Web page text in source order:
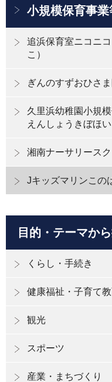
小規模保育事業
追浜保育室ニコニ
こ）
ぎんのすずおひさ
久里浜幼稚園小規
えんしょうきぼほ
湘南ナーサリース
Jキッズマリンこの
目的・テーマか
くらし・手続き
健康福祉・子育て
観光
スポーツ
産業・まちづくり